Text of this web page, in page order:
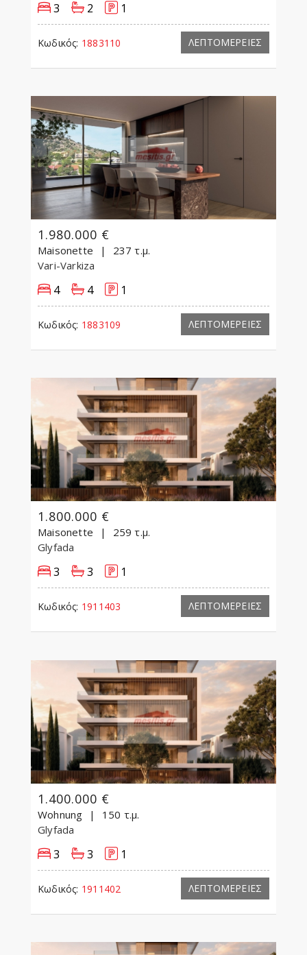
3 2 1
Κωδικός: 1883110 ΛΕΠΤΟΜΕΡΕΙΕΣ
1.980.000 €
Maisonette
237 τ.μ.
Vari-Varkiza
4 4 1
Κωδικός: 1883109 ΛΕΠΤΟΜΕΡΕΙΕΣ
1.800.000 €
Maisonette
259 τ.μ.
Glyfada
3 3 1
Κωδικός: 1911403 ΛΕΠΤΟΜΕΡΕΙΕΣ
1.400.000 €
Wohnung
150 τ.μ.
Glyfada
3 3 1
Κωδικός: 1911402 ΛΕΠΤΟΜΕΡΕΙΕΣ